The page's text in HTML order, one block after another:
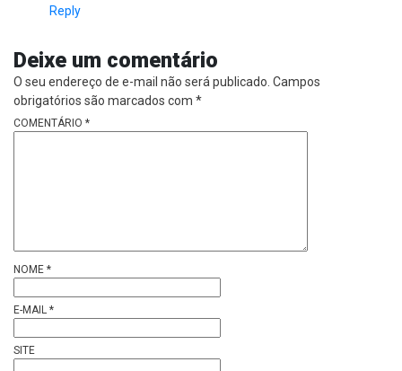
Reply
Deixe um comentário
O seu endereço de e-mail não será publicado. Campos
obrigatórios são marcados com *
COMENTÁRIO *
NOME *
E-MAIL *
SITE